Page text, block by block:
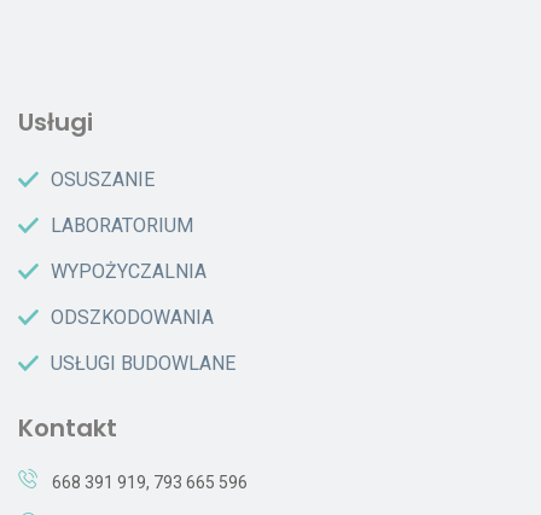
Usługi
OSUSZANIE
LABORATORIUM
WYPOŻYCZALNIA
ODSZKODOWANIA
USŁUGI BUDOWLANE
Kontakt
668 391 919, 793 665 596